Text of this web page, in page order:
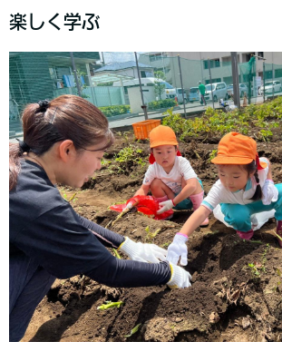
楽しく学ぶ